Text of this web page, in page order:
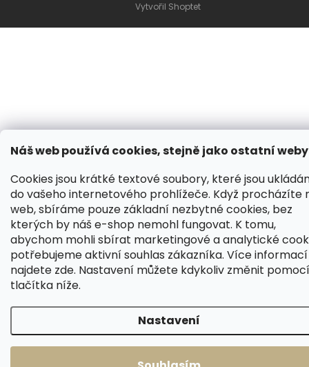
Náš web používá cookies, stejně jako ostatní
Cookies jsou krátké textové soubory, které jsou
do vašeho internetového prohlížeče. Když procházíte
web, sbíráme pouze základní nezbytné cookies, bez
kterých by náš e-shop nemohl fungovat. K tomu,
abychom mohli sbírat marketingové a analytické
potřebujeme aktivní souhlas zákazníka. Více informací
najdete zde. Nastavení můžete kdykoliv změnit pomocí
tlačítka níže.
Nastavení
Vytvořil Shoptet